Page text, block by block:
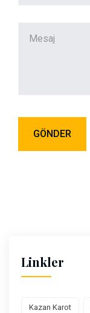
Linkler
Kazan Karot